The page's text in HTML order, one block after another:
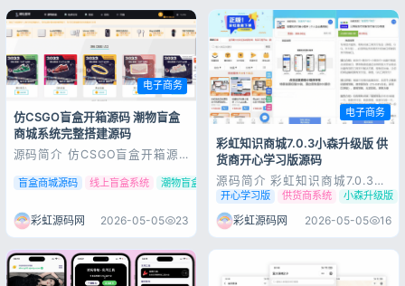
细安装部署教程，轻松搭建线上
盲盒抽奖平台。 源码展示 源码
电子商务
仿CSGO盲盒开箱源码 潮物盲盒
商城系统完整搭建源码
源码简介 仿CSGO盲盒开箱源
潮物盲盒商城源码 测试环境：
宝塔、Linux、PHP7.2、
静态 thinkphp，php需要
Redis扩展 后台：/stf 账号：
盲盒商城源码 线上盲盒系统 潮物盲盒商城
彩虹源码网 2026-05-05 23
电子商务
彩虹知识商城7.0.3小森升级版 供
货商开心学习版源码
源码简介 彩虹知识商城7.0.3小
森升级版新增供货商开心学习版
1.新增邮件提醒功能，支持给用
户发订单、结算等邮件通知 2.
支持给管理员发送提现、域名审
一些已知问题 源码展示 源码...
开心学习版 供货商系统 小森升级版
彩虹源码网 2026-05-05 16
登录
没有账号？立即注册
登录